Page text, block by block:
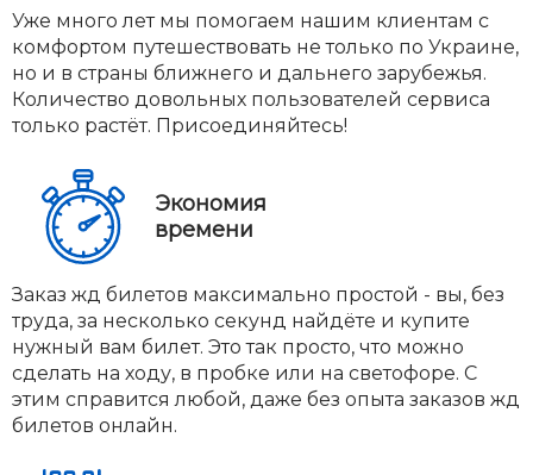
Уже много лет мы помогаем нашим клиентам с
комфортом путешествовать не только по Украине,
но и в страны ближнего и дальнего зарубежья.
Количество довольных пользователей сервиса
только растёт. Присоединяйтесь!
Экономия
времени
Заказ жд билетов максимально простой - вы, без
труда, за несколько секунд найдёте и купите
нужный вам билет. Это так просто, что можно
сделать на ходу, в пробке или на светофоре. С
этим справится любой, даже без опыта заказов жд
билетов онлайн.